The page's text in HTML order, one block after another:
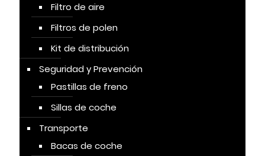
Filtro de aire
Filtros de polen
Kit de distribución
Seguridad y Prevención
Pastillas de freno
Sillas de coche
Transporte
Bacas de coche